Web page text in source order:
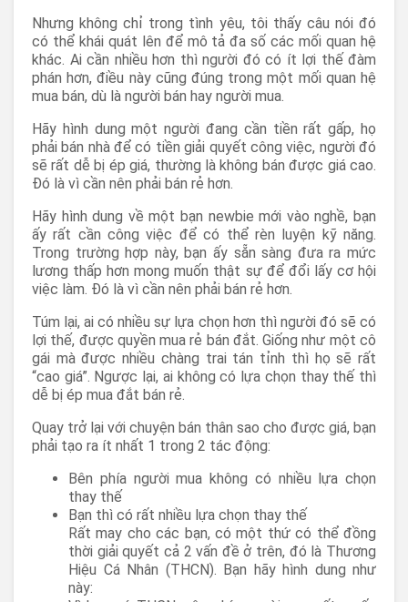
Nhưng không chỉ trong tình yêu, tôi thấy câu nói đó
có thể khái quát lên để mô tả đa số các mối quan hệ
khác. Ai cần nhiều hơn thì người đó có ít lợi thế đàm
phán hơn, điều này cũng đúng trong một mối quan hệ
mua bán, dù là người bán hay người mua.
Hãy hình dung một người đang cần tiền rất gấp, họ
phải bán nhà để có tiền giải quyết công việc, người đó
sẽ rất dễ bị ép giá, thường là không bán được giá cao.
Đó là vì cần nên phải bán rẻ hơn.
Hãy hình dung về một bạn newbie mới vào nghề, bạn
ấy rất cần công việc để có thể rèn luyện kỹ năng.
Trong trường hợp này, bạn ấy sẵn sàng đưa ra mức
lương thấp hơn mong muốn thật sự để đổi lấy cơ hội
việc làm. Đó là vì cần nên phải bán rẻ hơn.
Túm lại, ai có nhiều sự lựa chọn hơn thì người đó sẽ có
lợi thế, được quyền mua rẻ bán đắt. Giống như một cô
gái mà được nhiều chàng trai tán tỉnh thì họ sẽ rất
“cao giá”. Ngược lại, ai không có lựa chọn thay thế thì
dễ bị ép mua đắt bán rẻ.
Quay trở lại với chuyện bán thân sao cho được giá, bạn
phải tạo ra ít nhất 1 trong 2 tác động:
Bên phía người mua không có nhiều lựa chọn
thay thế
Bạn thì có rất nhiều lựa chọn thay thế
Rất may cho các bạn, có một thứ có thể đồng
thời giải quyết cả 2 vấn đề ở trên, đó là Thương
Hiệu Cá Nhân (THCN). Bạn hãy hình dung như
này: